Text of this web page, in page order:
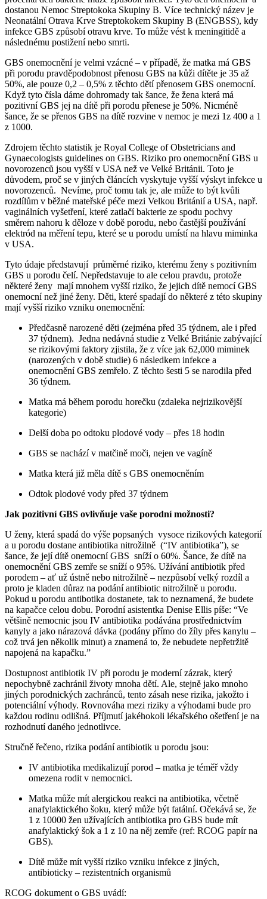
dostanou Nemoc Streptokoka Skupiny B. Více technický název je
Neonatální Otrava Krve Streptokokem Skupiny B (ENGBSS), kdy
infekce GBS způsobí otravu krve. To může vést k meningitidě a
následnému postižení nebo smrti.
GBS onemocnění je velmi vzácné – v případě, že matka má GBS
při porodu pravděpodobnost přenosu GBS na kůži dítěte je 35 až
50%, ale pouze 0,2 – 0,5% z těchto dětí přenosem GBS onemocní.
Když tyto čísla dáme dohromady tak šance, že žena která má
pozitivní GBS jej na dítě při porodu přenese je 50%. Nicméně
šance, že se přenos GBS na dítě rozvine v nemoc je mezi 1z 400 a 1
z 1000.
Zdrojem těchto statistik je Royal College of Obstetricians and
Gynaecologists guidelines on GBS. Riziko pro onemocnění GBS u
novorozenců jsou vyšší v USA než ve Velké Británii. Toto je
důvodem, proč se v jiných článcích vyskytuje vyšší výskyt infekce u
novorozenců. Nevíme, proč tomu tak je, ale může to být kvůli
rozdílům v běžné mateřské péče mezi Velkou Británií a USA, např.
vaginálních vyšetření, které zatlačí bakterie ze spodu pochvy
směrem nahoru k děloze v době porodu, nebo častější používání
elektród na měření tepu, které se u porodu umístí na hlavu miminka
v USA.
Tyto údaje představují průměrné riziko, kterému ženy s pozitivním
GBS u porodu čelí. Nepředstavuje to ale celou pravdu, protože
některé ženy mají mnohem vyšší riziko, že jejich dítě nemocí GBS
onemocní než jiné ženy. Děti, které spadají do některé z této skupiny
mají vyšší riziko vzniku onemocnění:
Předčasně narozené děti (zejména před 35 týdnem, ale i před
37 týdnem). Jedna nedávná studie z Velké Británie zabývající
se rizikovými faktory zjistila, že z více jak 62,000 miminek
(narozených v době studie) 6 následkem infekce a
onemocnění GBS zemřelo. Z těchto šesti 5 se narodila před
36 týdnem.
Matka má během porodu horečku (zdaleka nejrizikovější
kategorie)
Delší doba po odtoku plodové vody – přes 18 hodin
GBS se nachází v matčině moči, nejen ve vagíně
Matka která již měla dítě s GBS onemocněním
Odtok plodové vody před 37 týdnem
Jak pozitivní GBS ovlivňuje vaše porodní možnosti?
U ženy, která spadá do výše popsaných vysoce rizikových kategorií
a u porodu dostane antibiotika nitrožilně (“IV antibiotika”), se
šance, že její dítě onemocní GBS sníží o 60%. Šance, že dítě na
onemocnění GBS zemře se sníží o 95%. Užívání antibiotik před
porodem – ať už ústně nebo nitrožilně – nezpůsobí velký rozdíl a
proto je kladen důraz na podání antibiotic nitrožilně u porodu.
Pokud u porodu antibotika dostanete, tak to neznamená, že budete
na kapačce celou dobu. Porodní asistentka Denise Ellis píše: “Ve
většině nemocnic jsou IV antibiotika podávána prostřednictvím
kanyly a jako nárazová dávka (podány přímo do žíly přes kanylu –
což trvá jen několik minut) a znamená to, že nebudete nepřetržitě
napojená na kapačku.”
Dostupnost antibiotik IV při porodu je moderní zázrak, který
nepochybně zachránil životy mnoha dětí. Ale, stejně jako mnoho
jiných porodnických zachránců, tento zásah nese rizika, jakožto i
potenciální výhody. Rovnováha mezi riziky a výhodami bude pro
každou rodinu odlišná. Příjmutí jakéhokoli lékařského ošetření je na
rozhodnutí daného jednotlivce.
Stručně řečeno, rizika podání antibiotik u porodu jsou:
IV antibiotika medikalizují porod – matka je téměř vždy
omezena rodit v nemocnici.
Matka může mít alergickou reakci na antibiotika, včetně
anafylaktického šoku, který může být fatální. Očekává se, že
1 z 10000 žen užívajících antibiotika pro GBS bude mít
anafylaktický šok a 1 z 10 na něj zemře (ref: RCOG papír na
GBS).
Dítě může mít vyšší riziko vzniku infekce z jiných,
antibioticky – rezistentních organismů
RCOG dokument o GBS uvádí: